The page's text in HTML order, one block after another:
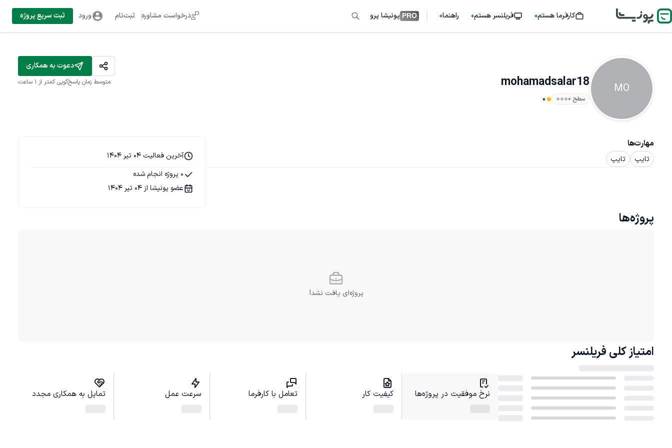
کارفرما هستم فریلنسر هستم راهنما PRO پونیشا پرو درخواست مشاوره ثبت‌نام ورود ثبت سریع پروژه
MO
mohamadsalar18
سطح ۰ 0
دعوت به همکاری
متوسط زمان پاسخ‌گویی کمتر از 1 ساعت
مهارت‌ها
تایپ تایپ
آخرین فعالیت 04 تیر 1404
0 پروژه انجام شده
عضو پونیشا از 04 تیر 1404
پروژه‌ها
پروژه‌ای یافت نشد!
امتیاز کلی فریلنسر
نرخ موفقیت در پروژه‌ها کیفیت کار تعامل با کارفرما سرعت عمل تمایل به همکاری مجدد